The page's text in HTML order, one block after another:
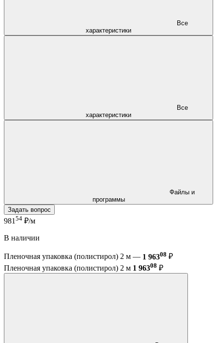
характеристики
характеристики
программы
Задать вопрос
981 54 ₽/м
В наличии
Пленочная упаковка (полистирол) 2 м — 1 96308 ₽
Пленочная упаковка (полистирол) 2 м 1 96308 ₽